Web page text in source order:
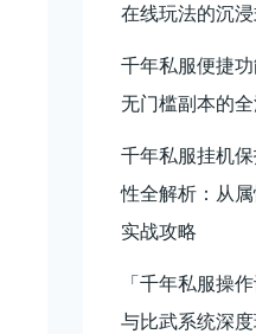
在线玩法的沉浸
千年私服便捷
无门槛副本的
千年私服挂机
性全解析：从
实战攻略
「千年私服操
与比武系统深